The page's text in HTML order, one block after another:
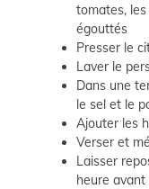
tomates,
égouttés
Presser le
Laver le
Dans une
le sel et le
Ajouter les
Verser et
Laisser
heure